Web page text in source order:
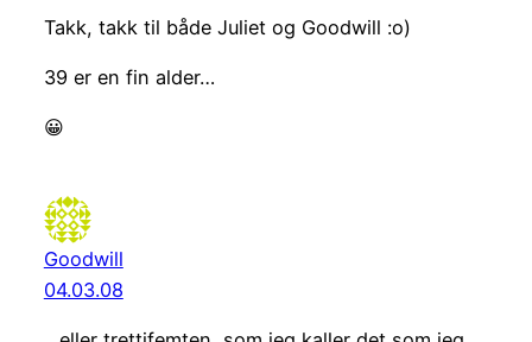
Takk, takk til både Juliet og Goodwill :o)
39 er en fin alder…
😀
Goodwill
04.03.08